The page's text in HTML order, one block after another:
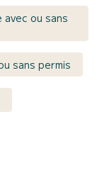
avec ou sans
sans permis